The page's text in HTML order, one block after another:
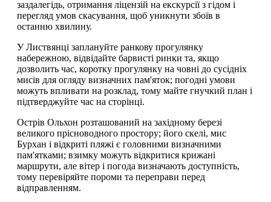
заздалегідь, отримання ліцензій на екскурсії з гідом і
перегляд умов скасування, щоб уникнути збоїв в
останню хвилину.
У Листвянці заплануйте ранкову прогулянку
набережною, відвідайте барвисті ринки та, якщо
дозволить час, коротку прогулянку на човні до сусідніх
мисів для огляду визначних пам'яток; погодні умови
можуть впливати на розклад, тому майте гнучкий план і
підтверджуйте час на сторінці.
Острів Ольхон розташований на західному березі
великого прісноводного простору; його скелі, мис
Бурхан і відкриті пляжі є головними визначними
пам'ятками; взимку можуть відкритися крижані
маршрути, але вітер і погода визначають доступність,
тому перевіряйте пороми та переправи перед
відправленням.